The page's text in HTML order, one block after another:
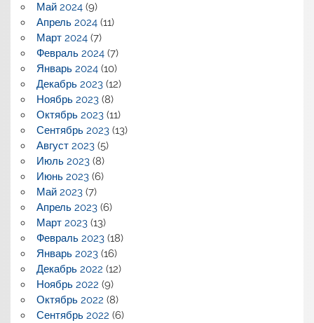
Май 2024(9)
Апрель 2024(11)
Март 2024(7)
Февраль 2024(7)
Январь 2024(10)
Декабрь 2023(12)
Ноябрь 2023(8)
Октябрь 2023(11)
Сентябрь 2023(13)
Август 2023(5)
Июль 2023(8)
Июнь 2023(6)
Май 2023(7)
Апрель 2023(6)
Март 2023(13)
Февраль 2023(18)
Январь 2023(16)
Декабрь 2022 (12)
Ноябрь 2022 (9)
Октябрь 2022 (8)
Сентябрь 2022 (6)